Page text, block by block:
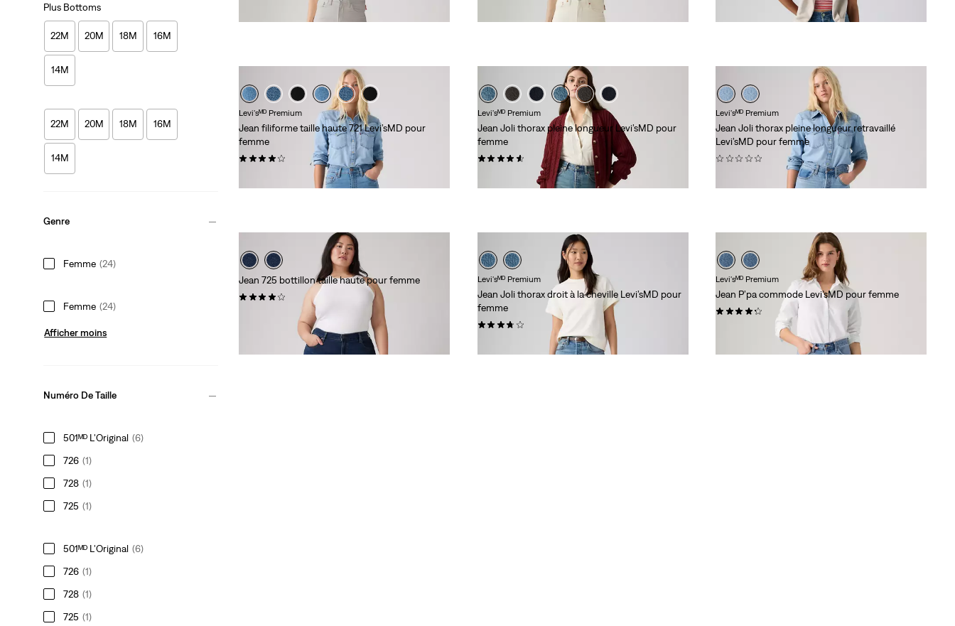
Plus Bottoms
22M 20M 18M 16M
14M
22M 20M 18M 16M
14M
Genre
Femme (24)
Femme (24)
Afficher moins
Numéro De Taille
501ᴹᴰ L'Original (6)
726 (1)
728 (1)
725 (1)
501ᴹᴰ L'Original (6)
726 (1)
728 (1)
725 (1)
Levi'sᴹᴰ Premium
Jean filiforme taille haute 721 Levi’sMD pour
femme
Levi'sᴹᴰ Premium
Jean Joli thorax pleine longueur Levi’sMD pour
femme
(305)
138,00 $
Levi'sᴹᴰ Premium
Jean Joli thorax pleine longueur retravaillé
Levi’sMD pour femme
Jean 725 bottillon taille haute pour femme
(163)
Levi'sᴹᴰ Premium
Jean Joli thorax droit à la cheville Levi’sMD pour
femme
Levi'sᴹᴰ Premium
Jean P’pa commode Levi’sMD pour femme
(46)